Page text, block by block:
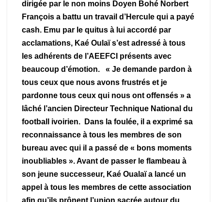
dirigée par le non moins Doyen Bohé Norbert
François a battu un travail d’Hercule qui a payé
cash. Emu par le quitus à lui accordé par
acclamations, Kaé Oulaï s’est adressé à tous
les adhérents de l’AEEFCI présents avec
beaucoup d’émotion. « Je demande pardon à
tous ceux que nous avons frustrés et je
pardonne tous ceux qui nous ont offensés » a
lâché l’ancien Directeur Technique National du
football ivoirien. Dans la foulée, il a exprimé sa
reconnaissance à tous les membres de son
bureau avec qui il a passé de « bons moments
inoubliables ». Avant de passer le flambeau à
son jeune successeur, Kaé Oualaï a lancé un
appel à tous les membres de cette association
afin qu’ils prônent l’union sacrée autour du